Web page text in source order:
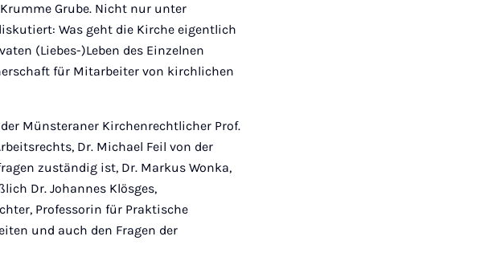
Grube. Nicht nur unter
Was geht die Kirche eigentlich
(Liebes-)Leben des Einzelnen
für Mitarbeiter von kirchlichen
Münsteraner Kirchenrechtlicher Prof.
Dr. Michael Feil von der
zuständig ist, Dr. Markus Wonka,
Dr. Johannes Klösges,
Professorin für Praktische
und auch den Fragen der